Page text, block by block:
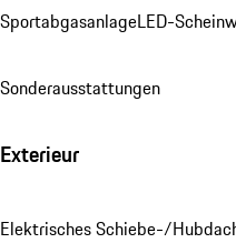
SportabgasanlageLED-
Sonderausstattungen
Exterieur
Elektrisches Schiebe-/